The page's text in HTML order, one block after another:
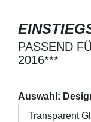
PASSEND
2016***
Auswahl:
Transparent